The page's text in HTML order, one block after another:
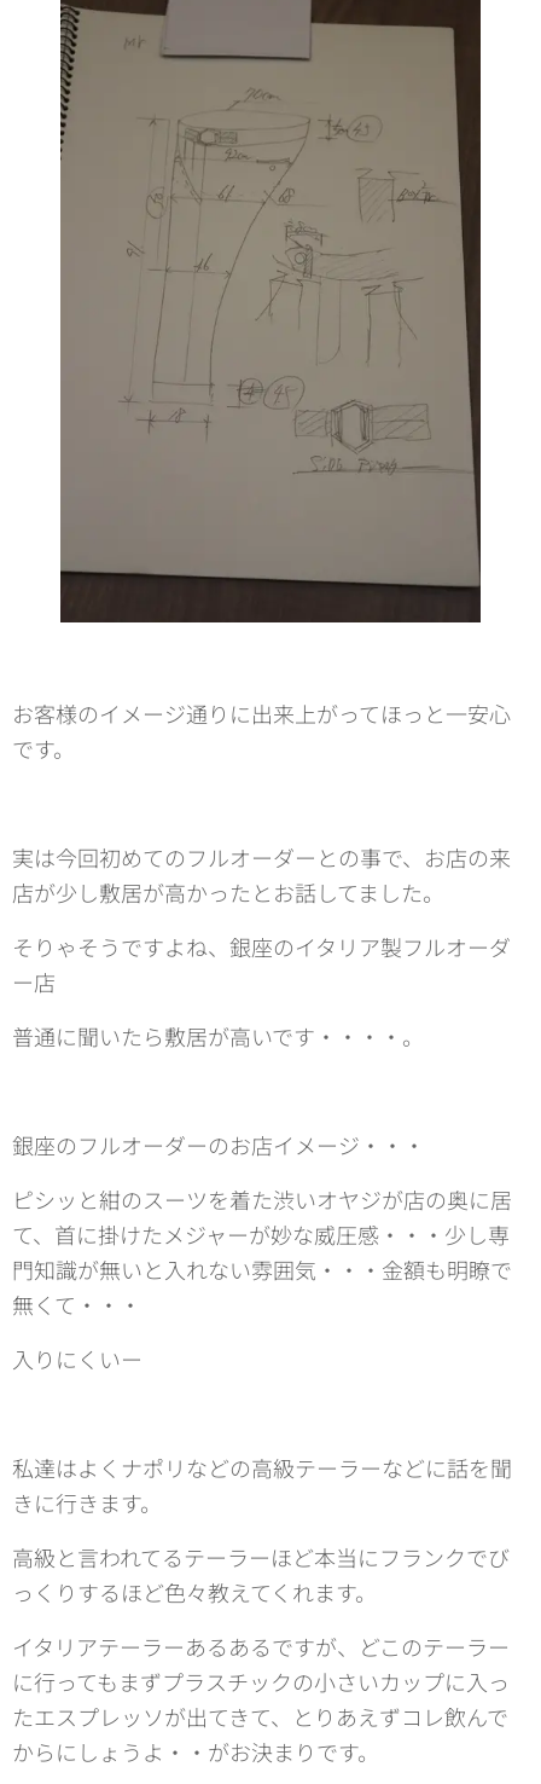
お客様のイメージ通りに出来上がってほっと一安心
です。
実は今回初めてのフルオーダーとの事で、お店の来
店が少し敷居が高かったとお話してました。
そりゃそうですよね、銀座のイタリア製フルオーダ
ー店
普通に聞いたら敷居が高いです・・・・。
銀座のフルオーダーのお店イメージ・・・
ピシッと紺のスーツを着た渋いオヤジが店の奥に居
て、首に掛けたメジャーが妙な威圧感・・・少し専
門知識が無いと入れない雰囲気・・・金額も明瞭で
無くて・・・
入りにくいー
私達はよくナポリなどの高級テーラーなどに話を聞
きに行きます。
高級と言われてるテーラーほど本当にフランクでび
っくりするほど色々教えてくれます。
イタリアテーラーあるあるですが、どこのテーラー
に行ってもまずプラスチックの小さいカップに入っ
たエスプレッソが出てきて、とりあえずコレ飲んで
からにしょうよ・・がお決まりです。